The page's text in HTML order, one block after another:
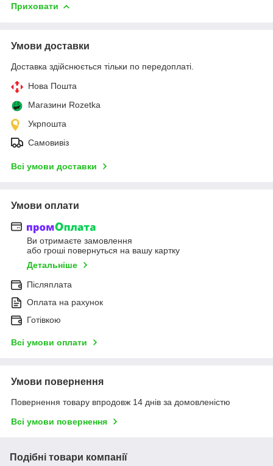
Приховати
Умови доставки
Доставка здійснюється тільки по передоплаті.
Нова Пошта
Магазини Rozetka
Укрпошта
Самовивіз
Всі умови доставки
Умови оплати
Ви отримаєте замовлення
або гроші повернуться на вашу картку
Детальніше
Післяплата
Оплата на рахунок
Готівкою
Всі умови оплати
Умови повернення
Повернення товару впродовж 14 днів за домовленістю
Всі умови повернення
Подібні товари компанії